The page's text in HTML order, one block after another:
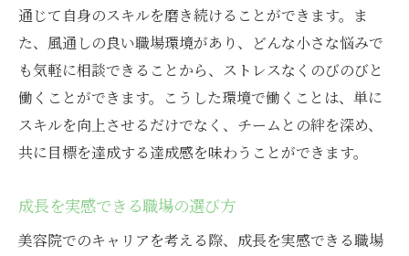
通じて自身のスキルを磨き続けることができます。ま
た、風通しの良い職場環境があり、どんな小さな悩みで
も気軽に相談できることから、ストレスなくのびのびと
働くことができます。こうした環境で働くことは、単に
スキルを向上させるだけでなく、チームとの絆を深め、
共に目標を達成する達成感を味わうことができます。
成長を実感できる職場の選び方
美容院でのキャリアを考える際、成長を実感できる職場